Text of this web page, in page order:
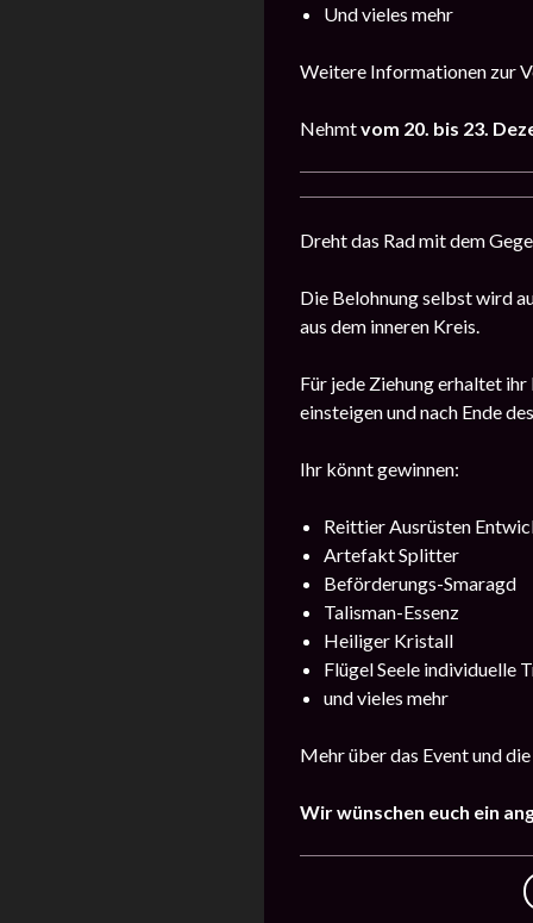
Und vieles mehr
Weitere Informationen zur
Nehmtvom 20. bis 23.
Dreht das Rad mit dem
Die Belohnung selbst wird
aus dem inneren Kreis.
Für jede Ziehung erhaltet
einsteigen und nach Ende
Ihr könnt gewinnen:
Reittier Ausrüsten
Artefakt Splitter
Beförderungs-Smaragd
Talisman-Essenz
Heiliger Kristall
Flügel Seele individuelle
und vieles mehr
Mehr über das Event und
Wir wünschen euch ein